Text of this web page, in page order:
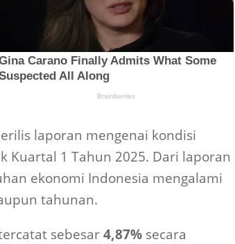
laporan mengenai kondisi
1 Tahun 2025. Dari laporan
ekonomi Indonesia mengalami
tahunan.
sebesar4,87% secara